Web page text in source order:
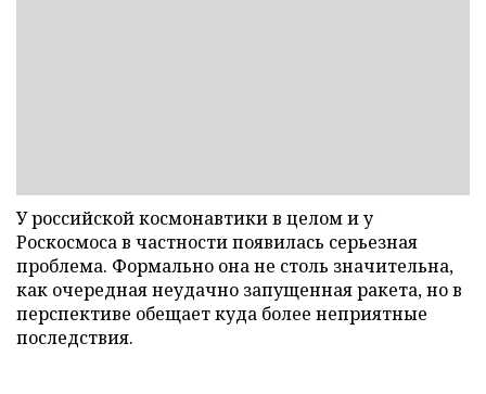
У российской космонавтики в целом и у
Роскосмоса в частности появилась серьезная
проблема. Формально она не столь значительна,
как очередная неудачно запущенная ракета, но в
перспективе обещает куда более неприятные
последствия.